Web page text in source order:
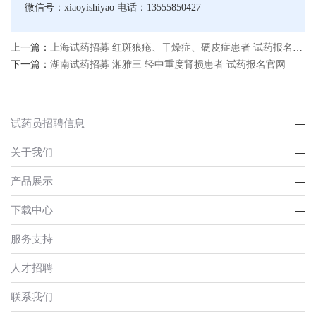
微信号：xiaoyishiyao 电话：13555850427
上一篇： 上海试药招募 红斑狼疮、干燥症、硬皮症患者 试药报名官网
下一篇： 湖南试药招募 湘雅三 轻中重度肾损患者 试药报名官网
试药员招聘信息
关于我们
产品展示
下载中心
服务支持
人才招聘
联系我们